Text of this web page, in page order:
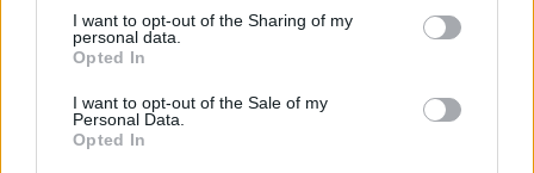
I want to opt-out of the Sharing of my
personal data.
Opted In
I want to opt-out of the Sale of my
Personal Data.
Opted In